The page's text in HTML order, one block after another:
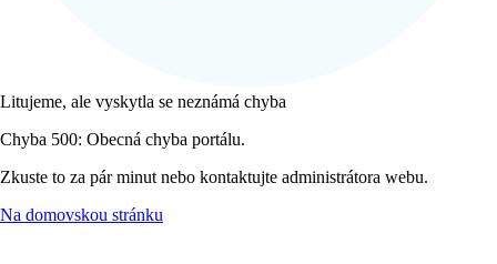
Litujeme, ale vyskytla se neznámá chyba
Chyba 500: Obecná chyba portálu.
Zkuste to za pár minut nebo kontaktujte administrátora webu.
Na domovskou stránku